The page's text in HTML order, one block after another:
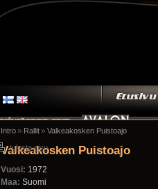
Intro » Rallit » Valkeakosken Puistoajo
Valkeakosken Puistoajo
Vuosi: 1972
Maa: Suomi
tulosta sivu